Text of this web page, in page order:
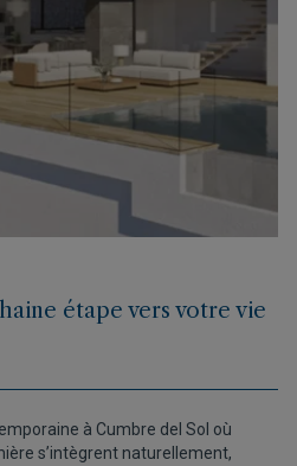
étape vers votre vie
à Cumbre del Sol où
s’intègrent naturellement,